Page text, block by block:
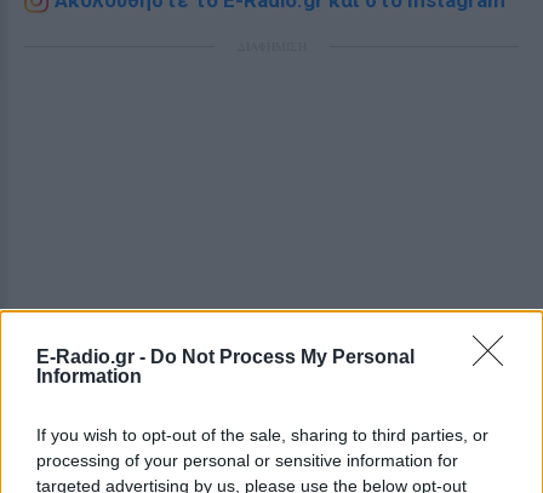
E-Radio.gr - Do Not Process My Personal
Information
If you wish to opt-out of the sale, sharing to third parties, or
processing of your personal or sensitive information for
targeted advertising by us, please use the below opt-out